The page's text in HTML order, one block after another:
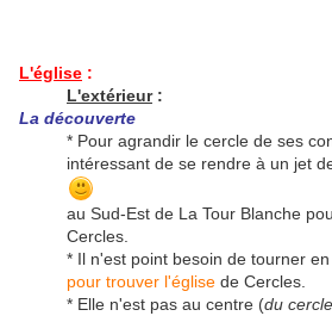
L'église :
L'extérieur:
La découverte
* Pour agrandir le cercle de ses
intéressant de se rendre à un jet
au Sud-Est de La Tour Blanche
Cercles.
* Il n'est point besoin de tourner
pour trouver l'église de Cercles.
* Elle n'est pas au centre (du